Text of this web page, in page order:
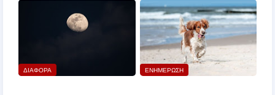
ΔΙΑΦΟΡΑ ΕΝΗΜΕΡΩΣΗ